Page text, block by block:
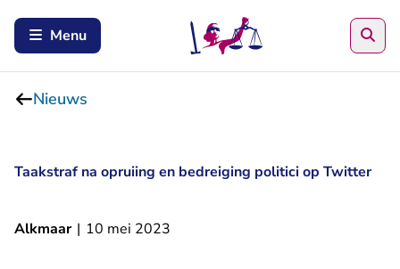
Menu
Nieuws
Taakstraf na opruiing en bedreiging politici op Twitter
Alkmaar | 10 mei 2023